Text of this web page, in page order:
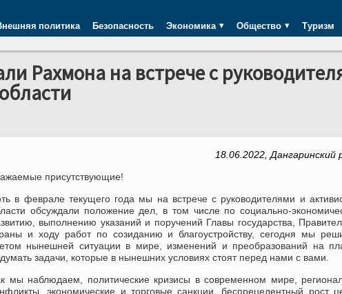
политика Безопасность Экономика Общество Туризм
Рахмона на встрече с
18.06.2022, Дангаринский
присутствующие!
в феврале текущего года мы на встрече с руководителями и
обсуждали положение дел, в том числе по социально-
выполнению указаний и поручений Главы государства,
и ходу работ по созиданию и благоустройству, сегодня мы
нынешней ситуации в мире, изменений и преобразований на
задачи, которые в нынешних условиях стоят перед нами с вами.
мы наблюдаем, политические кризисы в современном мире,
экономические и торговые санкции, беспрецедентный рост